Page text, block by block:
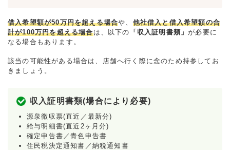
借入希望額が50万円を超える場合や、 他社借入と借入希望額の合
計が100万円を超える場合は、以下の 「収入証明書類」が必要に
なる場合もあります。
該当の可能性がある場合は、店舗へ行く際に念のため持参してお
きましょう。
収入証明書類(場合により必要)
源泉徴収票(直近／最新分)
給与明細書(直近2ヶ月分)
確定申告書／青色申告書
住民税決定通知書／納税通知書